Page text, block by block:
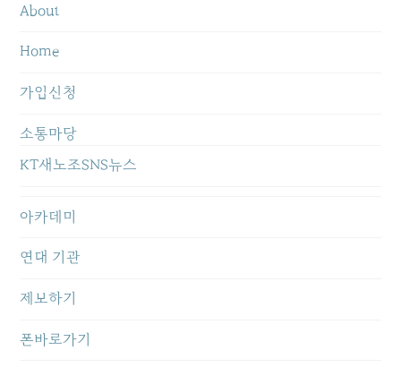
About
Home
가입신청
소통마당
KT새노조SNS뉴스
아카데미
연대 기관
제보하기
폰바로가기